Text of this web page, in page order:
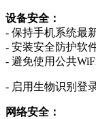
设备安全：
- 保持手机系统最
- 安装安全防护软
- 避免使用公共
- 启用生物识别登
网络安全：